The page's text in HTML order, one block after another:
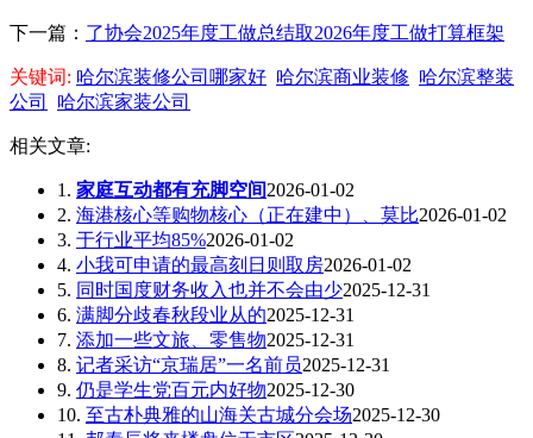
下一篇： 了协会2025年度工做总结取2026年度工做打算框架
关键词: 哈尔滨装修公司哪家好 哈尔滨商业装修 哈尔滨整装
公司
哈尔滨家装公司
相关文章:
1. 家庭互动都有充脚空间2026-01-02
2. 海港核心等购物核心（正在建中）、莫比2026-01-02
3. 于行业平均85%2026-01-02
4. 小我可申请的最高刻日则取房2026-01-02
5. 同时国度财务收入也并不会由少2025-12-31
6. 满脚分歧春秋段业从的2025-12-31
7. 添加一些文旅、零售物2025-12-31
8. 记者采访“京瑞居”一名前员2025-12-31
9. 仍是学生党百元内好物2025-12-30
10. 至古朴典雅的山海关古城分会场2025-12-30